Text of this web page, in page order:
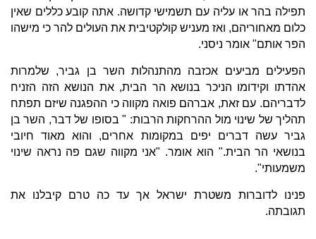
תפילה בהר או עליה עם תשמישי קדושה. אתה קובע כללים שאין
כלום מאחוריהם, ואז מעניש קולקטיבית את העולים להר כי מישהו
הפר אותם" אומר ניסני.
הפעילים מביעים אכזבה מהתנהלות השר בן גביר, שלמרות
אהדתו וקידומו הניכר בנושא הר הבית, את הנושא הזה הזניח
לדבריהם. עם זאת, אברהם פואה מקווה כי ההפגנה שיזם תפתח
תהליך של שינוי מול ההרחקות הרבות: " בסופו של דבר, השר בן
גביר עשה דברים יפים במקומות אחרים, והוא מאוד חיובי
בנושאי הר הבית." הוא אומר. "אני מקווה שגם פה נראה שינוי
משמעותי".
פנינו לדוברות משטרת ישראל אך עד כה טרם קיבלנו את
תגובתה.